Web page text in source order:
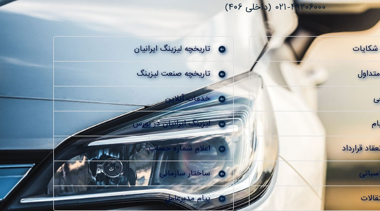
021-49206000 (داخلی ۴۰6)
تاریخچه لیزینگ ایرانیان
تاریخچه صنعت لیزینگ
خدمات آنلاین
لیزینگ ایرانیان در بورس
اعلام شماره حساب
ساختار سازمانی
پیام مدیرعامل
شکایات
قرارداد